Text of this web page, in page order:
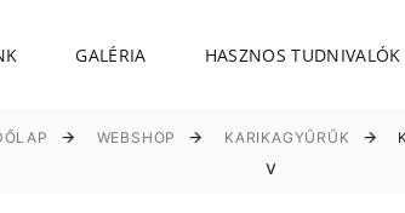
GALÉRIA HASZNOS TUDNIVALÓK
WEBSHOP KARIKAGYŰRŰK
v